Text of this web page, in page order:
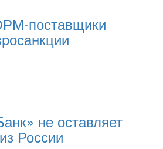
поставщики
не оставляет
России